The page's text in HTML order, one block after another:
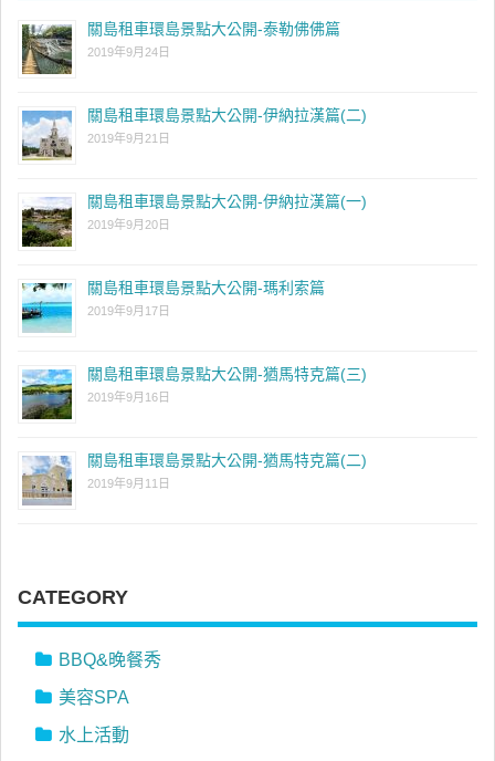
關島租車環島景點大公開-泰勒佛佛篇
2019年9月24日
關島租車環島景點大公開-伊納拉漢篇(二)
2019年9月21日
關島租車環島景點大公開-伊納拉漢篇(一)
2019年9月20日
關島租車環島景點大公開-瑪利索篇
2019年9月17日
關島租車環島景點大公開-猶馬特克篇(三)
2019年9月16日
關島租車環島景點大公開-猶馬特克篇(二)
2019年9月11日
CATEGORY
BBQ&晚餐秀
美容SPA
水上活動